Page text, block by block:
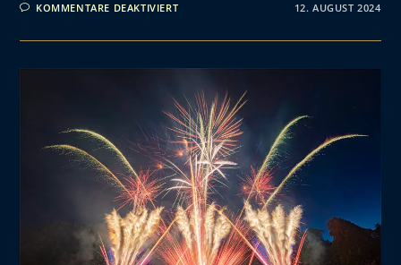
KOMMENTARE DEAKTIVIERT 12. AUGUST 2024